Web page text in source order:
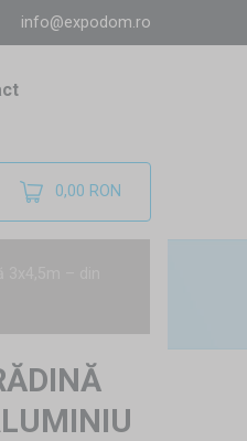
info@expodom.ro
0,00 RON